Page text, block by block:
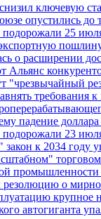
ключевую
опустились до
подорожали 25
о расширении
"чрезвычайный
требования к
падение доллара
подорожали 23
к 2034
о
крупное
автогиганта